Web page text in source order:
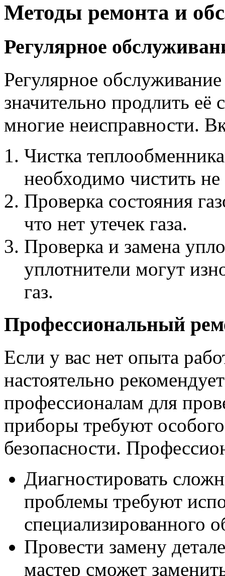
Методы ремонта и
Регулярное
Регулярное
значительно продлить её
многие неисправности.
Чистка
необходимо чистить
Проверка состояния
что нет утечек газа.
Проверка и замена
уплотнители могут
газ.
Профессиональный
Если у вас нет опыта
настоятельно
профессионалам для
приборы требуют
безопасности.
Диагностировать
проблемы требуют
специализированного
Провести замену
мастер сможет